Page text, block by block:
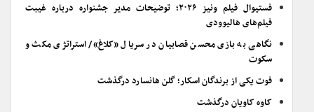
فستیوال فیلم ونیز ۲۰۲۶؛ توضیحات مدیر جشنواره درباره غیبت
فیلم‌های هالیوودی
نگاهی به بازی محسن قصابیان در سریال «کلاغ»/ استراتژی مکث و
سکوت
فوت یکی از برندگان اسکار؛ گلن هانسارد درگذشت
کاوه کاویان درگذشت